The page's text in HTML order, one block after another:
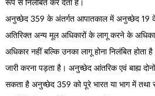
रूप से निलंबित कर देता है।
अनुच्छेद 359 के अंतर्गत आपातकाल में अनुच्छेद 19
अतिरिक्त अन्य मूल अधिकारों के लागू करने के
अधिकार नहीं बल्कि उनका लागू होना निलंबित
जारी करना पड़ता है। अनुच्छेद आंतरिक एवं बाह्य
सकता है अनुच्छेद 359 को पूरे भारत या भाग में तथा